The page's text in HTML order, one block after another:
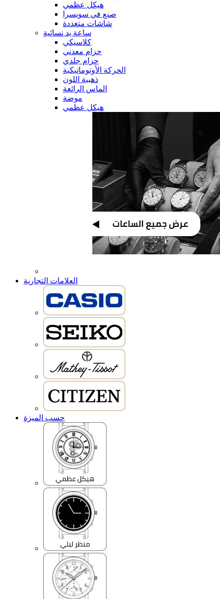
هيكل عظمي
صنع في سويسرا
شاشات متعددة
ساعة يد نسائية
كلاسيكي
حزام معدني
حزام جلدي
الحركة الأوتوماتيكية
ذهبية اللون
الماس الرائعة
موضة
هيكل عظمي
العلامات التجارية
حسب الميزة